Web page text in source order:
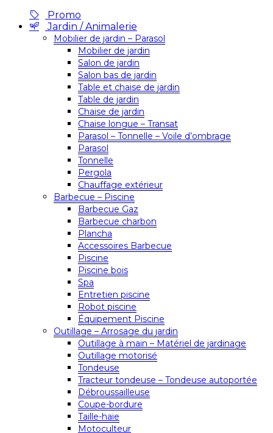
Promo
Jardin / Animalerie
Mobilier de jardin – Parasol
Mobilier de jardin
Salon de jardin
Salon bas de jardin
Table et chaise de jardin
Table de jardin
Chaise de jardin
Chaise longue – Transat
Parasol – Tonnelle – Voile d’ombrage
Parasol
Tonnelle
Pergola
Chauffage extérieur
Barbecue – Piscine
Barbecue Gaz
Barbecue charbon
Plancha
Accessoires Barbecue
Piscine
Piscine bois
Spa
Entretien piscine
Robot piscine
Équipement Piscine
Outillage – Arrosage du jardin
Outillage à main – Matériel de jardinage
Outillage motorisé
Tondeuse
Tracteur tondeuse – Tondeuse autoportée
Débroussailleuse
Coupe-bordure
Taille-haie
Motoculteur